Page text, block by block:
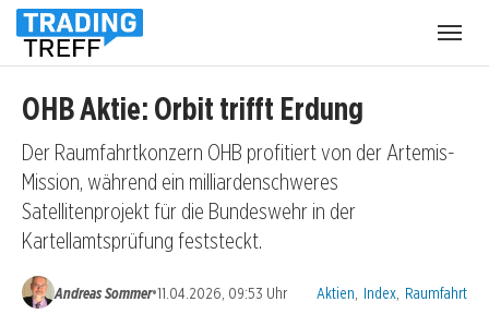
OHB Aktie: Orbit trifft Erdung
Der Raumfahrtkonzern OHB profitiert von der Artemis-
Mission, während ein milliardenschweres
Satellitenprojekt für die Bundeswehr in der
Kartellamtsprüfung feststeckt.
Andreas Sommer•11.04.2026, 09:53 Uhr Kategorien:
Aktien Index Raumfahrt